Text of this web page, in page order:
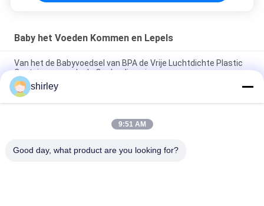
Baby het Voeden Kommen en Lepels
Van het de Babyvoedsel van BPA de Vrije Luchtdichte Plastic
Containers van de de Opslagdiepvriezer
Pp-Polypropyleenbpa Vrije Baby het Voeden Kommen en
Lepels
Giftige Afwasmachine Safe Baby Bowls van FDA de niet en
shirley
9:51 AM
Good day, what product are you looking for?